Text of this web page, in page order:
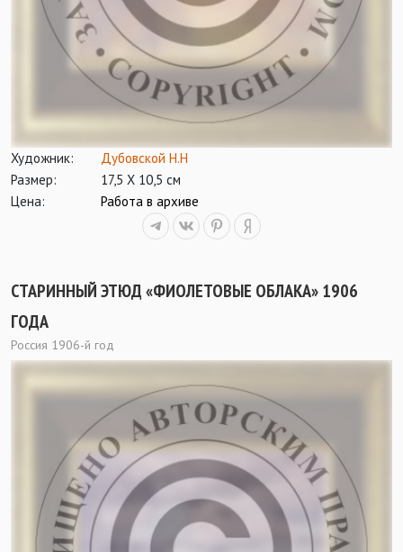
Художник:
Дубовской Н.Н
Размер:
17,5 Х 10,5 см
Цена:
Работа в архиве
СТАРИННЫЙ ЭТЮД «ФИОЛЕТОВЫЕ ОБЛАКА» 1906
ГОДА
Россия 1906-й год